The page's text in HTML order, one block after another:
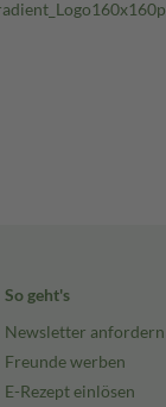
So geht's
Newsletter anfordern
Freunde werben
E-Rezept einlösen